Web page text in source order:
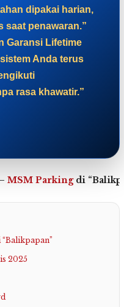
dipakai harian,
saat penawaran.”
Garansi Lifetime
Anda terus
rasa khawatir.”
– MSM Parkingdi
2025